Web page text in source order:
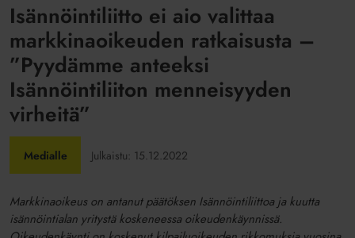
Isännöintiliitto ei aio valittaa
markkinaoikeuden ratkaisusta –
”Pyydämme anteeksi
Isännöintiliiton menneisyyden
virheitä”
Medialle Julkaistu: 15.12.2022
Markkinaoikeus on antanut päätöksen Isännöintiliittoa ja kuutta
isännöintialan yritystä koskeneessa oikeudenkäynnissä.